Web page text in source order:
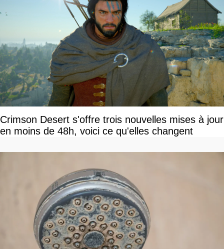
Crimson Desert s'offre trois nouvelles mises à jour
en moins de 48h, voici ce qu'elles changent